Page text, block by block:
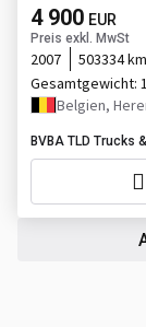
4 900 EUR
Preis exkl. MwSt
2007 503334 km
Gesamtgewicht:
Belgien,
BVBA TLD Trucks